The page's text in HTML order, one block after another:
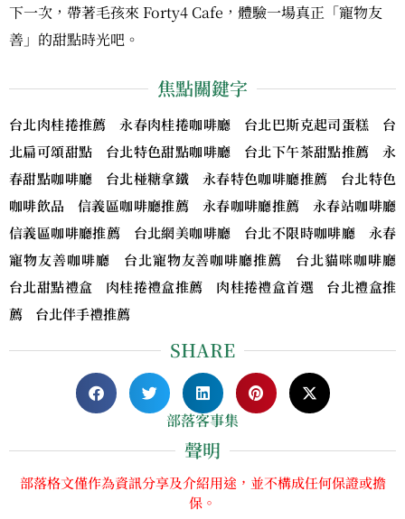
下一次，帶著毛孩來 Forty4 Cafe，體驗一場真正「寵物友
善」的甜點時光吧。
焦點關鍵字
台北肉桂捲推薦 永春肉桂捲咖啡廳 台北巴斯克起司蛋糕 台
北扁可頌甜點 台北特色甜點咖啡廳 台北下午茶甜點推薦 永
春甜點咖啡廳 台北椪糖拿鐵 永春特色咖啡廳推薦 台北特色
咖啡飲品 信義區咖啡廳推薦 永春咖啡廳推薦 永春站咖啡廳
信義區咖啡廳推薦 台北網美咖啡廳 台北不限時咖啡廳 永春
寵物友善咖啡廳 台北寵物友善咖啡廳推薦 台北貓咪咖啡廳
台北甜點禮盒 肉桂捲禮盒推薦 肉桂捲禮盒首選 台北禮盒推
薦 台北伴手禮推薦
SHARE
部落客事集
聲明
部落格文僅作為資訊分享及介紹用途，並不構成任何保證或擔
保。